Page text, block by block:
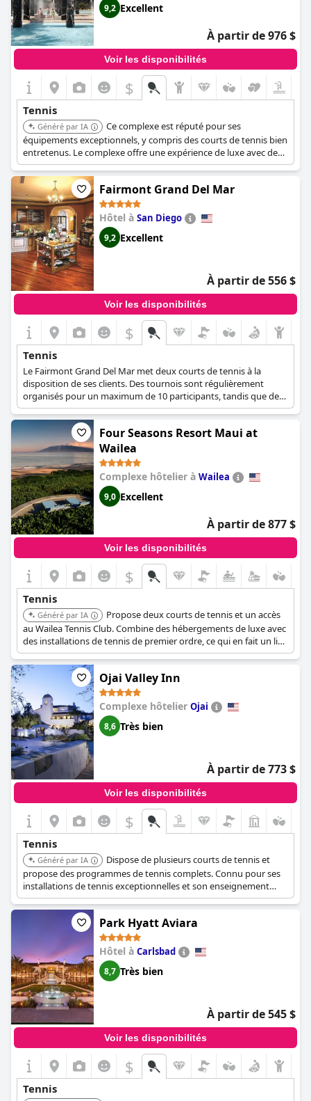
9,2 Excellent
À partir de 976 $
Voir les disponibilités
$
Tennis
Généré par IA
Ce complexe est réputé pour ses
équipements exceptionnels, y compris des courts de tennis bien
entretenus. Le complexe offre une expérience de luxe avec des
installations de premier ordre pour les amateurs de tennis.
Fairmont Grand Del Mar
Hôtel à San Diego
9,2 Excellent
À partir de 556 $
Voir les disponibilités
$
Tennis
Le Fairmont Grand Del Mar met deux courts de tennis à la
disposition de ses clients. Des tournois sont régulièrement
organisés pour un maximum de 10 participants, tandis que des
cours donnés par un double champion et un ancien
professionnel du tennis sont également disponibles.
Four Seasons Resort Maui at
Wailea
Complexe hôtelier à Wailea
9,0 Excellent
À partir de 877 $
Voir les disponibilités
$
Tennis
Généré par IA
Propose deux courts de tennis et un accès
au Wailea Tennis Club. Combine des hébergements de luxe avec
des installations de tennis de premier ordre, ce qui en fait un lieu
idéal pour les joueurs exigeants.
Ojai Valley Inn
Complexe hôtelier Ojai
8,6 Très bien
À partir de 773 $
Voir les disponibilités
$
Tennis
Généré par IA
Dispose de plusieurs courts de tennis et
propose des programmes de tennis complets. Connu pour ses
installations de tennis exceptionnelles et son enseignement
dans un cadre serein.
Park Hyatt Aviara
Hôtel à Carlsbad
8,7 Très bien
À partir de 545 $
Voir les disponibilités
$
Tennis